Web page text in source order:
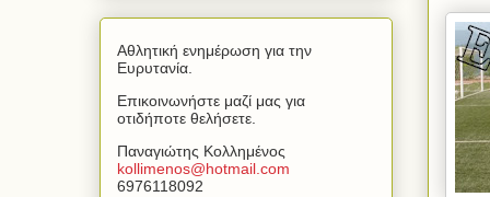
Αθλητική ενημέρωση για την
Ευρυτανία.
Επικοινωνήστε μαζί μας για
οτιδήποτε θελήσετε.
Παναγιώτης Κολλημένος
kollimenos@hotmail com
6976118092